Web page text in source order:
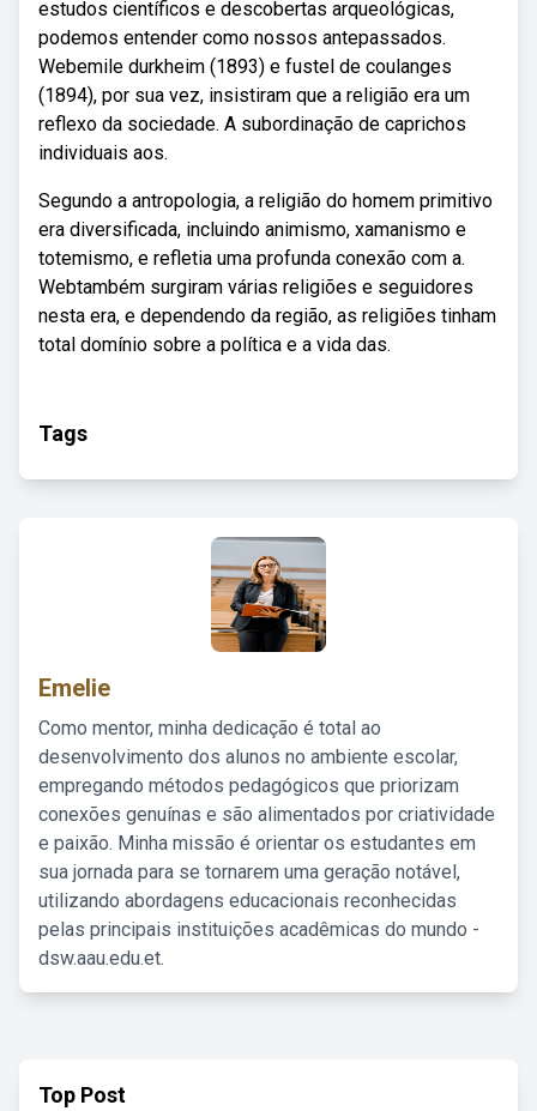
estudos científicos e descobertas arqueológicas,
podemos entender como nossos antepassados.
Webemile durkheim (1893) e fustel de coulanges
(1894), por sua vez, insistiram que a religião era um
reflexo da sociedade. A subordinação de caprichos
individuais aos.
Segundo a antropologia, a religião do homem primitivo
era diversificada, incluindo animismo, xamanismo e
totemismo, e refletia uma profunda conexão com a.
Webtambém surgiram várias religiões e seguidores
nesta era, e dependendo da região, as religiões tinham
total domínio sobre a política e a vida das.
Tags
Emelie
Como mentor, minha dedicação é total ao
desenvolvimento dos alunos no ambiente escolar,
empregando métodos pedagógicos que priorizam
conexões genuínas e são alimentados por criatividade
e paixão. Minha missão é orientar os estudantes em
sua jornada para se tornarem uma geração notável,
utilizando abordagens educacionais reconhecidas
pelas principais instituições acadêmicas do mundo -
dsw.aau.edu.et.
Top Post